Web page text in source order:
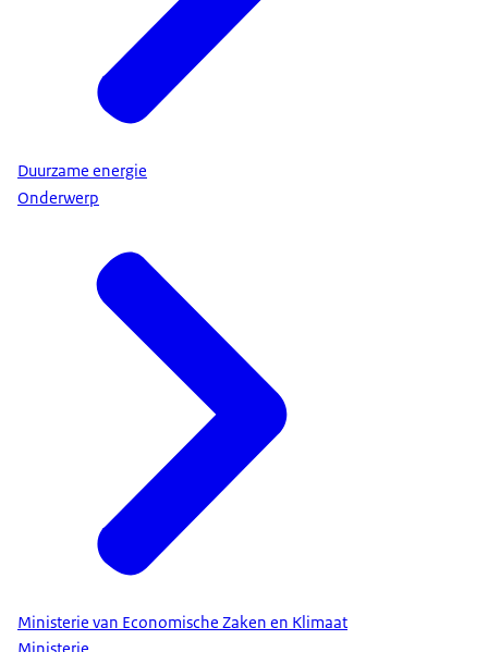
Duurzame energie
Onderwerp
Ministerie van Economische Zaken en Klimaat